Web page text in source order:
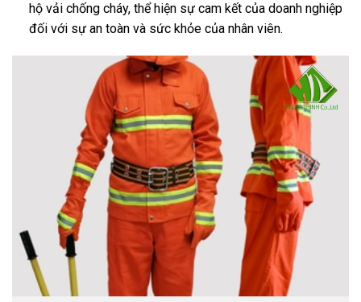
hộ vải chống cháy, thể hiện sự cam kết của doanh nghiệp
đối với sự an toàn và sức khỏe của nhân viên.